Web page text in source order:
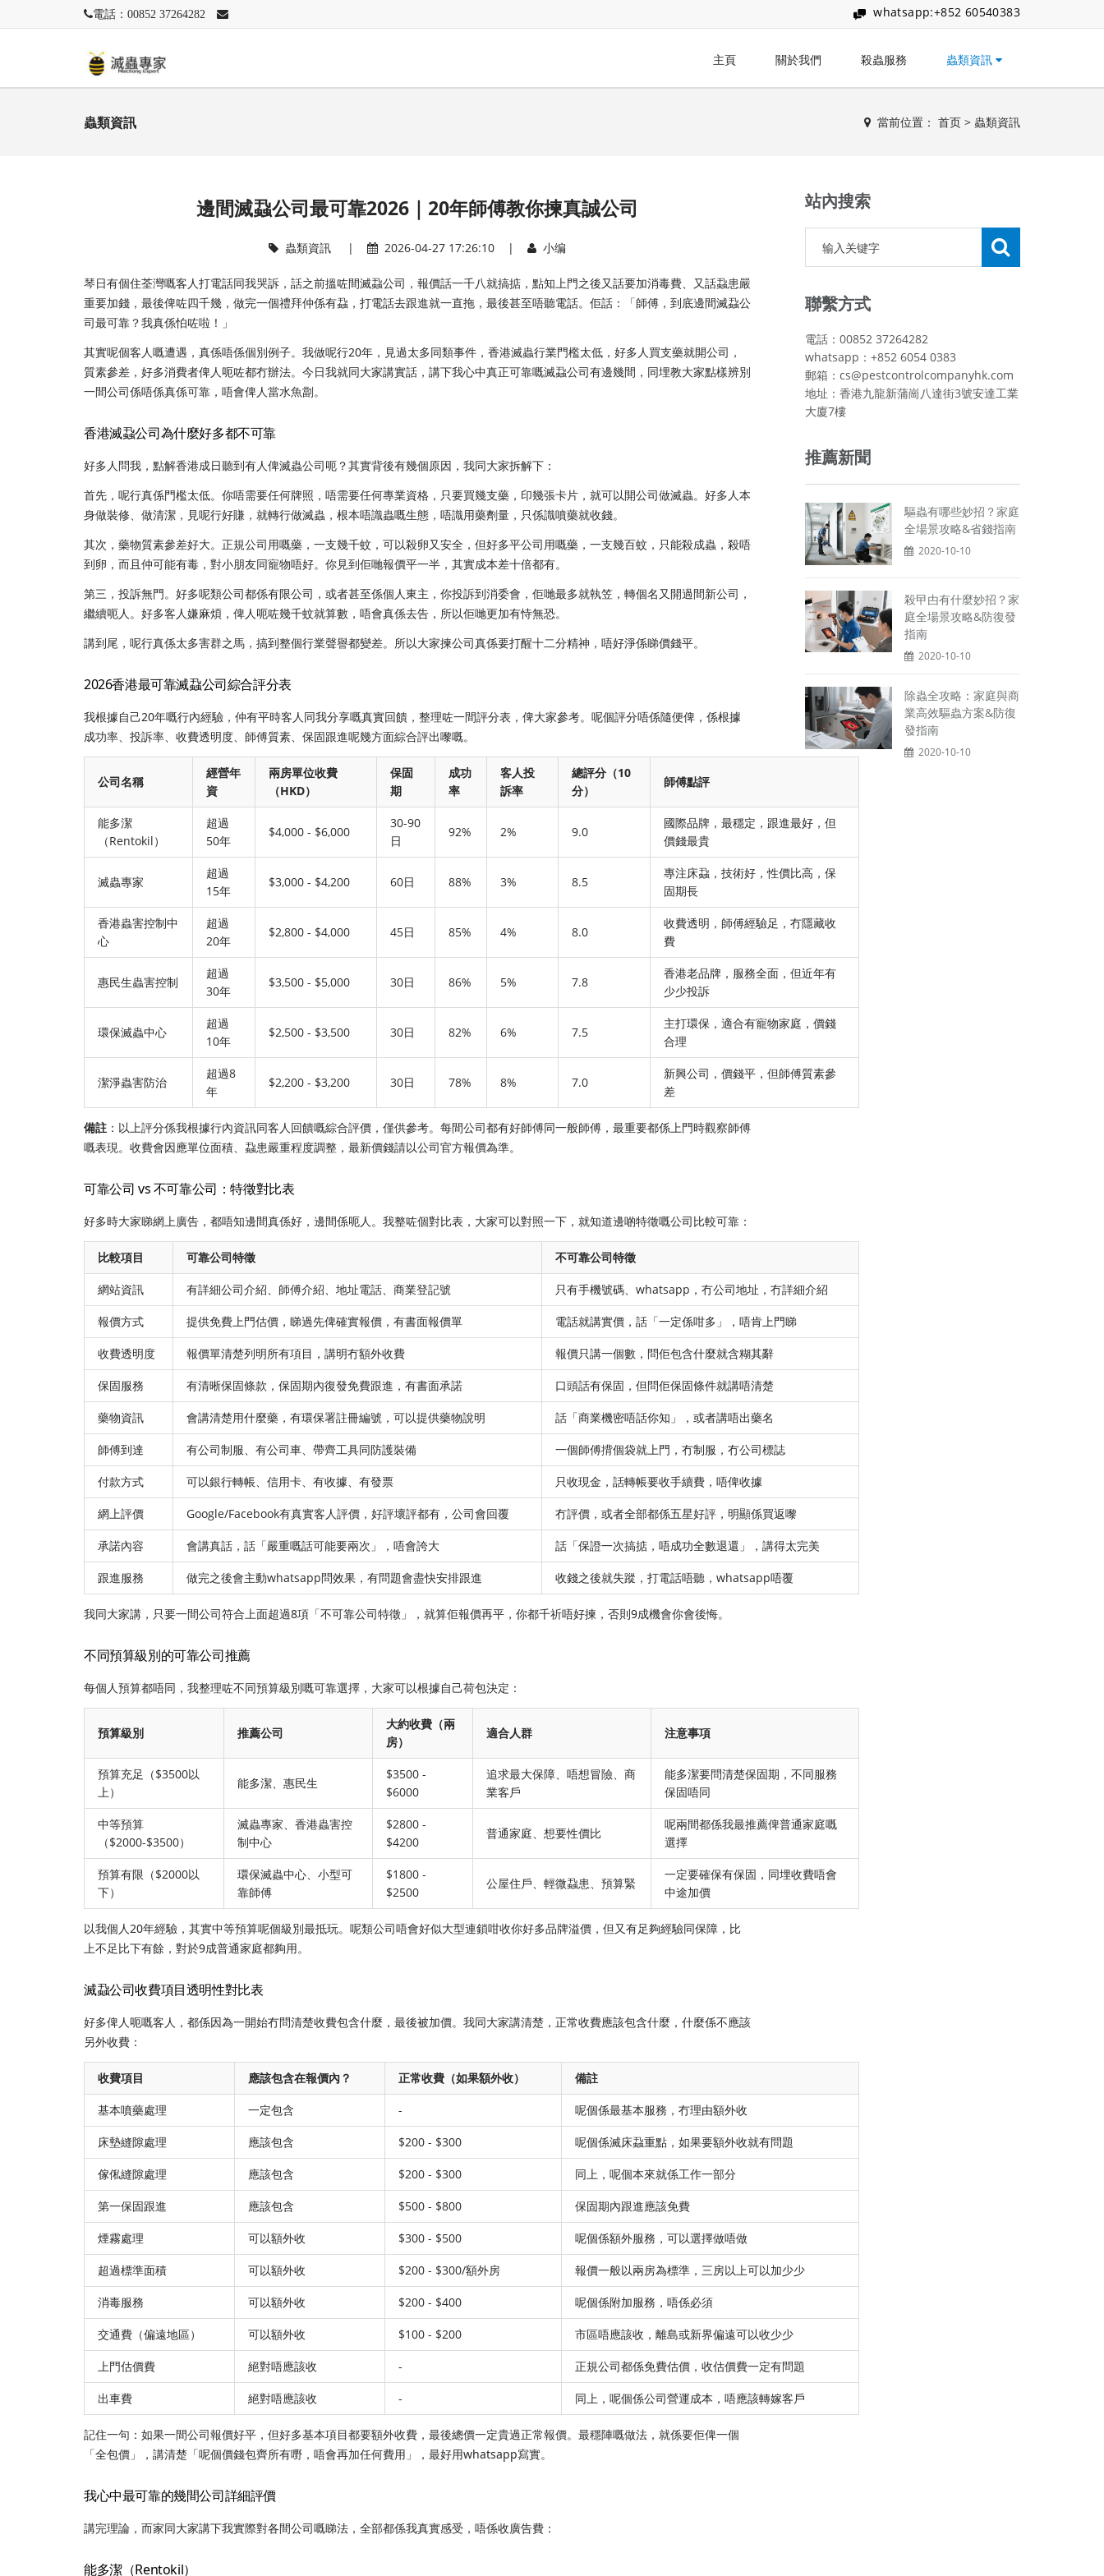
電話：00852 37264282 whatsapp:+852 60540383
主頁 關於我們 殺蟲服務 蟲類資訊
蟲類資訊 當前位置： 首页 > 蟲類資訊
邊間滅蝨公司最可靠2026｜20年師傅教你揀真誠公司
蟲類資訊 | 2026-04-27 17:26:10 | 小编
琴日有個住荃灣嘅客人打電話同我哭訴，話之前搵咗間滅蝨公司，報價話一千八就搞掂，點知上門之後又話要加消毒費、又話蝨患嚴
重要加錢，最後俾咗四千幾，做完一個禮拜仲係有蝨，打電話去跟進就一直拖，最後甚至唔聽電話。佢話：「師傅，到底邊間滅蝨公
司最可靠？我真係怕咗啦！」
其實呢個客人嘅遭遇，真係唔係個別例子。我做呢行20年，見過太多同類事件，香港滅蟲行業門檻太低，好多人買支藥就開公司，
質素參差，好多消費者俾人呃咗都冇辦法。今日我就同大家講實話，講下我心中真正可靠嘅滅蝨公司有邊幾間，同埋教大家點樣辨別
一間公司係唔係真係可靠，唔會俾人當水魚劏。
香港滅蝨公司為什麼好多都不可靠
好多人問我，點解香港成日聽到有人俾滅蟲公司呃？其實背後有幾個原因，我同大家拆解下：
首先，呢行真係門檻太低。你唔需要任何牌照，唔需要任何專業資格，只要買幾支藥，印幾張卡片，就可以開公司做滅蟲。好多人本
身做裝修、做清潔，見呢行好賺，就轉行做滅蟲，根本唔識蟲嘅生態，唔識用藥劑量，只係識噴藥就收錢。
其次，藥物質素參差好大。正規公司用嘅藥，一支幾千蚊，可以殺卵又安全，但好多平公司用嘅藥，一支幾百蚊，只能殺成蟲，殺唔
到卵，而且仲可能有毒，對小朋友同寵物唔好。你見到佢哋報價平一半，其實成本差十倍都有。
第三，投訴無門。好多呢類公司都係有限公司，或者甚至係個人東主，你投訴到消委會，佢哋最多就執笠，轉個名又開過間新公司，
繼續呃人。好多客人嫌麻煩，俾人呃咗幾千蚊就算數，唔會真係去告，所以佢哋更加有恃無恐。
講到尾，呢行真係太多害群之馬，搞到整個行業聲譽都變差。所以大家揀公司真係要打醒十二分精神，唔好淨係睇價錢平。
2026香港最可靠滅蝨公司綜合評分表
我根據自己20年嘅行內經驗，仲有平時客人同我分享嘅真實回饋，整理咗一間評分表，俾大家參考。呢個評分唔係隨便俾，係根據
成功率、投訴率、收費透明度、師傅質素、保固跟進呢幾方面綜合評出嚟嘅。
公司名稱
經營年
資
兩房單位收費
（HKD）
保固
期
成功
率
客人投
訴率
總評分（10
分）
師傅點評
能多潔
（Rentokil）
超過
50年
$4,000 - $6,000
30-90
日
92% 2% 9.0
國際品牌，最穩定，跟進最好，但
價錢最貴
滅蟲專家
超過
15年
$3,000 - $4,200 60日 88% 3% 8.5
專注床蝨，技術好，性價比高，保
固期長
香港蟲害控制中
心
超過
20年
$2,800 - $4,000 45日 85% 4% 8.0
收費透明，師傅經驗足，冇隱藏收
費
惠民生蟲害控制
超過
30年
$3,500 - $5,000 30日 86% 5% 7.8
香港老品牌，服務全面，但近年有
少少投訴
環保滅蟲中心
超過
10年
$2,500 - $3,500 30日 82% 6% 7.5
主打環保，適合有寵物家庭，價錢
合理
潔淨蟲害防治
超過8
年
$2,200 - $3,200 30日 78% 8% 7.0
新興公司，價錢平，但師傅質素參
差
備註 ：以上評分係我根據行內資訊同客人回饋嘅綜合評價，僅供參考。每間公司都有好師傅同一般師傅，最重要都係上門時觀察師傅
嘅表現。收費會因應單位面積、蝨患嚴重程度調整，最新價錢請以公司官方報價為準。
可靠公司 vs 不可靠公司：特徵對比表
好多時大家睇網上廣告，都唔知邊間真係好，邊間係呃人。我整咗個對比表，大家可以對照一下，就知道邊啲特徵嘅公司比較可靠：
比較項目 可靠公司特徵 不可靠公司特徵
網站資訊 有詳細公司介紹、師傅介紹、地址電話、商業登記號 只有手機號碼、whatsapp，冇公司地址，冇詳細介紹
報價方式 提供免費上門估價，睇過先俾確實報價，有書面報價單 電話就講實價，話「一定係咁多」，唔肯上門睇
收費透明度 報價單清楚列明所有項目，講明冇額外收費 報價只講一個數，問佢包含什麼就含糊其辭
保固服務 有清晰保固條款，保固期內復發免費跟進，有書面承諾 口頭話有保固，但問佢保固條件就講唔清楚
藥物資訊 會講清楚用什麼藥，有環保署註冊編號，可以提供藥物說明 話「商業機密唔話你知」，或者講唔出藥名
師傅到達 有公司制服、有公司車、帶齊工具同防護裝備 一個師傅揹個袋就上門，冇制服，冇公司標誌
付款方式 可以銀行轉帳、信用卡、有收據、有發票 只收現金，話轉帳要收手續費，唔俾收據
網上評價 Google/Facebook有真實客人評價，好評壞評都有，公司會回覆 冇評價，或者全部都係五星好評，明顯係買返嚟
承諾內容 會講真話，話「嚴重嘅話可能要兩次」，唔會誇大 話「保證一次搞掂，唔成功全數退還」，講得太完美
跟進服務 做完之後會主動whatsapp問效果，有問題會盡快安排跟進 收錢之後就失蹤，打電話唔聽，whatsapp唔覆
我同大家講，只要一間公司符合上面超過8項「不可靠公司特徵」，就算佢報價再平，你都千祈唔好揀，否則9成機會你會後悔。
不同預算級別的可靠公司推薦
每個人預算都唔同，我整理咗不同預算級別嘅可靠選擇，大家可以根據自己荷包決定：
預算級別 推薦公司
大約收費（兩
房）
適合人群 注意事項
預算充足（$3500以
上）
能多潔、惠民生
$3500 -
$6000
追求最大保障、唔想冒險、商
業客戶
能多潔要問清楚保固期，不同服務
保固唔同
中等預算
（$2000-$3500）
滅蟲專家、香港蟲害控
制中心
$2800 -
$4200
普通家庭、想要性價比
呢兩間都係我最推薦俾普通家庭嘅
選擇
預算有限（$2000以
下）
環保滅蟲中心、小型可
靠師傅
$1800 -
$2500
公屋住戶、輕微蝨患、預算緊
一定要確保有保固，同埋收費唔會
中途加價
以我個人20年經驗，其實中等預算呢個級別最抵玩。呢類公司唔會好似大型連鎖咁收你好多品牌溢價，但又有足夠經驗同保障，比
上不足比下有餘，對於9成普通家庭都夠用。
滅蝨公司收費項目透明性對比表
好多俾人呃嘅客人，都係因為一開始冇問清楚收費包含什麼，最後被加價。我同大家講清楚，正常收費應該包含什麼，什麼係不應該
另外收費：
收費項目 應該包含在報價內？ 正常收費（如果額外收） 備註
基本噴藥處理 一定包含 - 呢個係最基本服務，冇理由額外收
床墊縫隙處理 應該包含 $200 - $300 呢個係滅床蝨重點，如果要額外收就有問題
傢俬縫隙處理 應該包含 $200 - $300 同上，呢個本來就係工作一部分
第一保固跟進 應該包含 $500 - $800 保固期內跟進應該免費
煙霧處理 可以額外收 $300 - $500 呢個係額外服務，可以選擇做唔做
超過標準面積 可以額外收 $200 - $300/額外房 報價一般以兩房為標準，三房以上可以加少少
消毒服務 可以額外收 $200 - $400 呢個係附加服務，唔係必須
交通費（偏遠地區） 可以額外收 $100 - $200 市區唔應該收，離島或新界偏遠可以收少少
上門估價費 絕對唔應該收 - 正規公司都係免費估價，收估價費一定有問題
出車費 絕對唔應該收 - 同上，呢個係公司營運成本，唔應該轉嫁客戶
記住一句：如果一間公司報價好平，但好多基本項目都要額外收費，最後總價一定貴過正常報價。最穩陣嘅做法，就係要佢俾一個
「全包價」，講清楚「呢個價錢包齊所有嘢，唔會再加任何費用」，最好用whatsapp寫實。
我心中最可靠的幾間公司詳細評價
講完理論，而家同大家講下我實際對各間公司嘅睇法，全部都係我真實感受，唔係收廣告費：
能多潔（Rentokil）
站內搜索
聯繫方式
電話：00852 37264282
whatsapp：+852 6054 0383
郵箱：cs@pestcontrolcompanyhk.com
地址：香港九龍新蒲崗八達街3號安達工業
大廈7樓
推薦新聞
驅蟲有哪些妙招？家庭
全場景攻略&省錢指南
2020-10-10
殺曱甴有什麼妙招？家
庭全場景攻略&防復發
指南
2020-10-10
除蟲全攻略：家庭與商
業高效驅蟲方案&防復
發指南
2020-10-10